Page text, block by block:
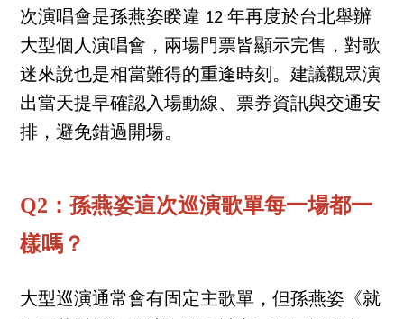
次演唱會是孫燕姿睽違 12 年再度於台北舉辦
大型個人演唱會，兩場門票皆顯示完售，對歌
迷來說也是相當難得的重逢時刻。建議觀眾演
出當天提早確認入場動線、票券資訊與交通安
排，避免錯過開場。
Q2：孫燕姿這次巡演歌單每一場都一
樣嗎？
大型巡演通常會有固定主歌單，但孫燕姿《就